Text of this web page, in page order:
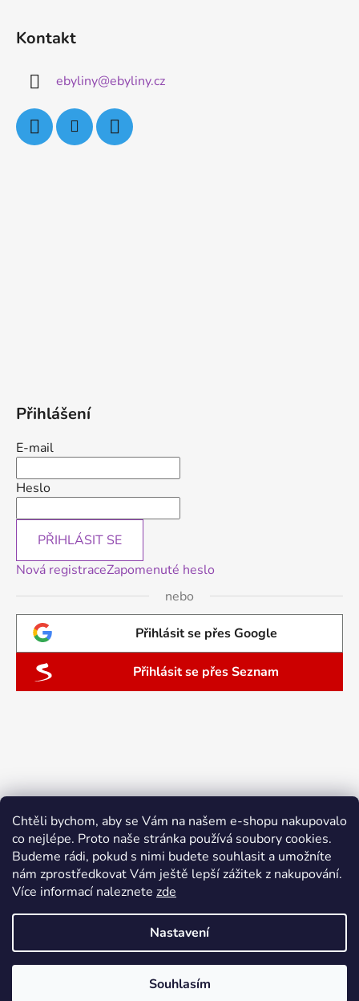
Chtěli bychom, aby se Vám na našem e-shopu nakupovalo
co nejlépe. Proto naše stránka používá soubory cookies.
Budeme rádi, pokud s nimi budete souhlasit a umožníte
nám zprostředkovat Vám ještě lepší zážitek z nakupování.
Více informací naleznete zde
Nastavení
Souhlasím
Kontakt
ebyliny@ebyliny.cz
Přihlášení
E-mail
Heslo
PŘIHLÁSIT SE
Nová registraceZapomenuté heslo
nebo
Přihlásit se přes Google
Přihlásit se přes Seznam
Vytvořil Shoptet
ebyliny.cz. Všechna práva vyhrazena.